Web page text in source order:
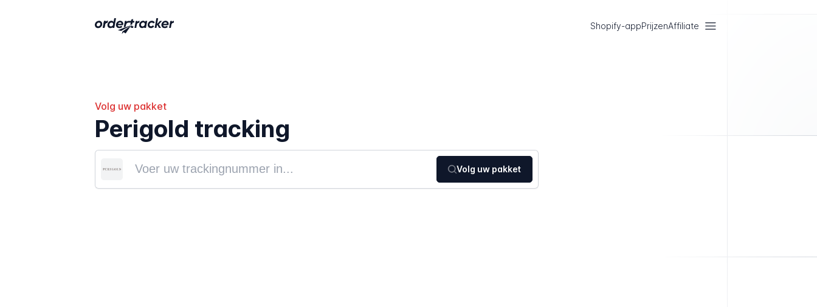
Shopify-appPrijzenAffiliate
Volg uw pakket
Perigold tracking
Volg uw pakket